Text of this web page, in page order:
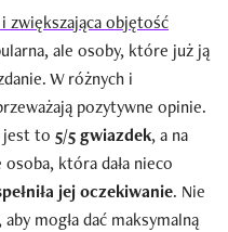
zwiększająca objętość
ale osoby, które już ją
W różnych i
pozytywne opinie.
jest to 5/5 gwiazdek, a na
osoba, która dała nieco
jej oczekiwanie. Nie
mogła dać maksymalną